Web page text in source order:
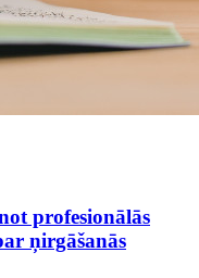
profesionālās
ņirgāšanās